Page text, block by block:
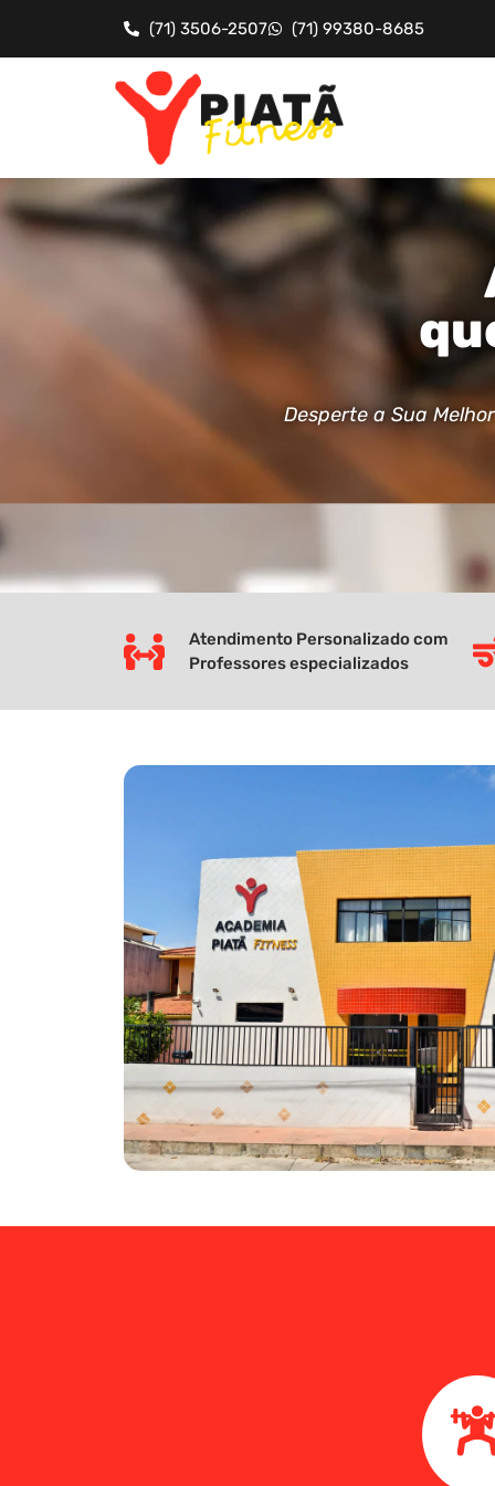
(71) 3506-2507 (71) 99380-8685
Desperte a Sua
Atendimento Personalizado com
Professores especializados